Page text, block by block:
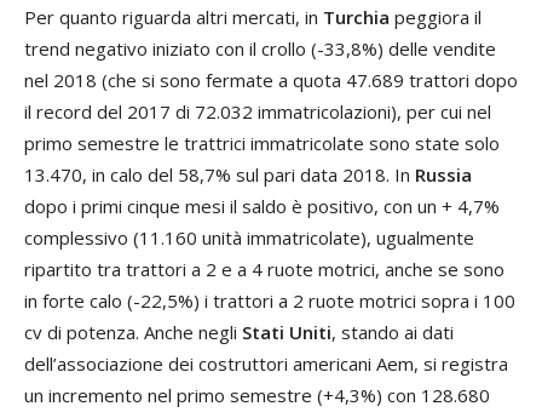
Per quanto riguarda altri mercati, in Turchia peggiora il
trend negativo iniziato con il crollo (-33,8%) delle vendite
nel 2018 (che si sono fermate a quota 47.689 trattori dopo
il record del 2017 di 72.032 immatricolazioni), per cui nel
primo semestre le trattrici immatricolate sono state solo
13.470, in calo del 58,7% sul pari data 2018. In Russia
dopo i primi cinque mesi il saldo è positivo, con un + 4,7%
complessivo (11.160 unità immatricolate), ugualmente
ripartito tra trattori a 2 e a 4 ruote motrici, anche se sono
in forte calo (-22,5%) i trattori a 2 ruote motrici sopra i 100
cv di potenza. Anche negli Stati Uniti, stando ai dati
dell’associazione dei costruttori americani Aem, si registra
un incremento nel primo semestre (+4,3%) con 128.680